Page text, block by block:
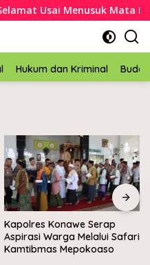
Usai Menusuk Mata
Hukum dan Kriminal
Safari
Wabup Konawe
batu pertama
Nelayan Merah